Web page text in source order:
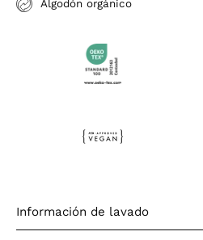
Algodón orgánico
Información de lavado